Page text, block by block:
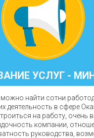
УСЛУГ -
найти сотни
деятельность в сфере
на работу, очень
компании,
руководства,